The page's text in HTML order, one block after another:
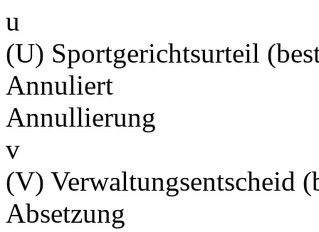
u
(U) Sportgerichtsurteil
Annuliert
Annullierung
v
(V) Verwaltungsentscheid
Absetzung